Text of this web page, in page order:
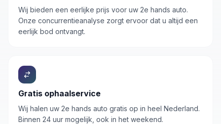
Wij bieden een eerlijke prijs voor uw 2e hands auto.
Onze concurrentieanalyse zorgt ervoor dat u altijd een
eerlijk bod ontvangt.
Gratis ophaalservice
Wij halen uw 2e hands auto gratis op in heel Nederland.
Binnen 24 uur mogelijk, ook in het weekend.